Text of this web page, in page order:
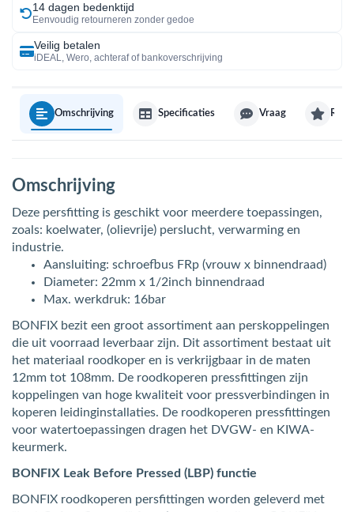
14 dagen bedenktijd
Eenvoudig retourneren zonder gedoe
Veilig betalen
iDEAL, Wero, achteraf of bankoverschrijving
Omschrijving Specificaties Vraag
Omschrijving
Deze persfitting is geschikt voor meerdere toepassingen,
zoals: koelwater, (olievrije) perslucht, verwarming en
industrie.
Aansluiting: schroefbus FRp (vrouw x binnendraad)
Diameter: 22mm x 1/2inch binnendraad
Max. werkdruk: 16bar
BONFIX bezit een groot assortiment aan perskoppelingen
die uit voorraad leverbaar zijn. Dit assortiment bestaat uit
het materiaal roodkoper en is verkrijgbaar in de maten
12mm tot 108mm. De roodkoperen pressfittingen zijn
koppelingen van hoge kwaliteit voor pressverbindingen in
koperen leidinginstallaties. De roodkoperen pressfittingen
voor watertoepassingen dragen het DVGW- en KIWA-
keurmerk.
BONFIX Leak Before Pressed (LBP) functie
BONFIX roodkoperen persfittingen worden geleverd met